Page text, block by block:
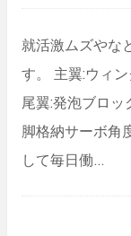
就活激ムズやな
す。 主翼:ウィ
尾翼:発泡ブロッ
脚格納サーボ角
して毎日働…